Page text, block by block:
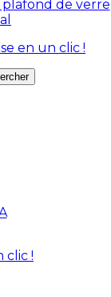
plafond de verre
en un clic !